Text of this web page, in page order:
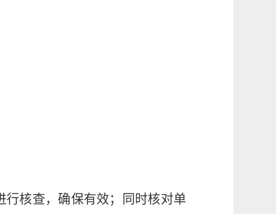
核查，确保有效；同时核对单